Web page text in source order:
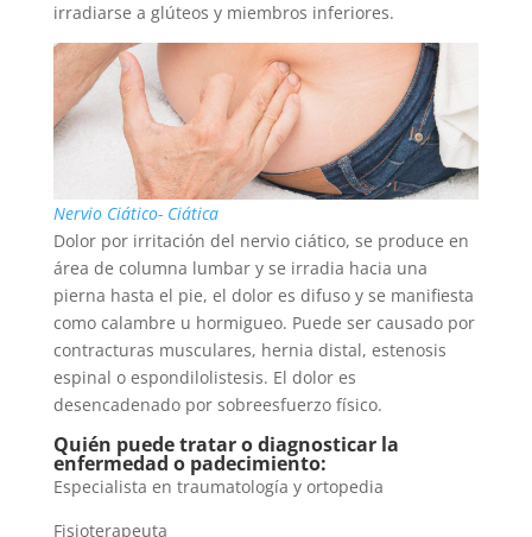
irradiarse a glúteos y miembros inferiores.
Nervio Ciático- Ciática
Dolor por irritación del nervio ciático, se produce en
área de columna lumbar y se irradia hacia una
pierna hasta el pie, el dolor es difuso y se manifiesta
como calambre u hormigueo. Puede ser causado por
contracturas musculares, hernia distal, estenosis
espinal o espondilolistesis. El dolor es
desencadenado por sobreesfuerzo físico.
Quién puede tratar o diagnosticar la
enfermedad o padecimiento:
Especialista en traumatología y ortopedia
Fisioterapeuta